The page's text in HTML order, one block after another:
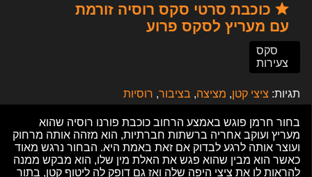
כוכבת סרטי סקס רוסיה זורמת
עם מעריץ לסקס פרוע
סקס
צעירות
תגיות: ציצי קטן, מציצה, בציבור, רוסיות
בחור חרמן פוגש באמצע הרחוב כוכבת פורנו רוסיה שהוא
מעריץ ועוקב אחריה ברשתות חברתיות, הוא מזהה אותה מרחוק
ועוצר אותה לרגע לבדוק אם זאת באמת היא. הבחור נרגש מאוד
כאשר הוא מבין שהוא פגש את האלת מין שלו, הוא מבקש ממנה
להראות לו את ציצי היפה שלה ואז גם דופק לה ליטוף קטן, בתור